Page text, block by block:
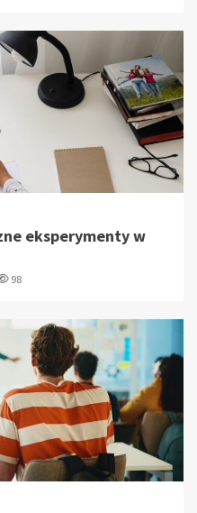
eksperymenty w
98